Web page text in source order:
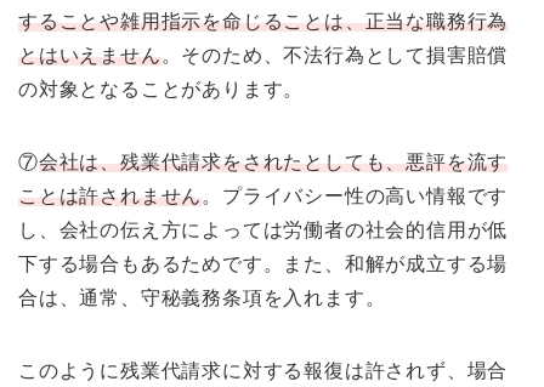
することや雑用指示を命じることは、正当な職務行為
とはいえません。そのため、不法行為として損害賠償
の対象となることがあります。
⑦会社は、残業代請求をされたとしても、悪評を流す
ことは許されません。プライバシー性の高い情報です
し、会社の伝え方によっては労働者の社会的信用が低
下する場合もあるためです。また、和解が成立する場
合は、通常、守秘義務条項を入れます。
このように残業代請求に対する報復は許されず、場合